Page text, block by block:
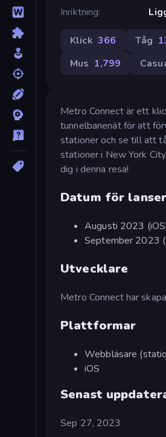
Inriktning
Klick 366 Tåg
Mus 1,799
Metro Connect är ett
tunnelbanenät för att
stationer och se till att
stationer i New York
dig i denna resa!
Datum för
Augusti 2023
September 2023
Utvecklare
Metro Connect har
Plattformar
Webbläsare
iOS
Senast
Sep 27, 2023